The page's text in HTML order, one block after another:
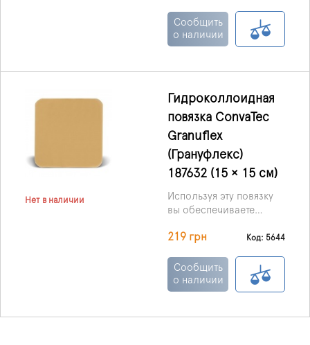
внутреннего слоя
гидроколлоидов,
тонкая и удобная в
вирус иммунодефицита
и гепатит.
Сообщить
о наличии
Нет в наличии
Гидроколлоидная
повязка ConvaTec
Granuflex
(Грануфлекс)
187632 (15 × 15 см)
Используя эту повязку
вы обеспечиваете
раневой поверхности,
процессы заживления,
и тем самым
способствуя
очищению раны.
219 грн Код: 5644
Сообщить
о наличии